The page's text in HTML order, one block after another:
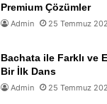
Premium Çözümler
Admin 25 Temmuz
Bachata ile Farklı ve
Bir İlk Dans
Admin 25 Temmuz